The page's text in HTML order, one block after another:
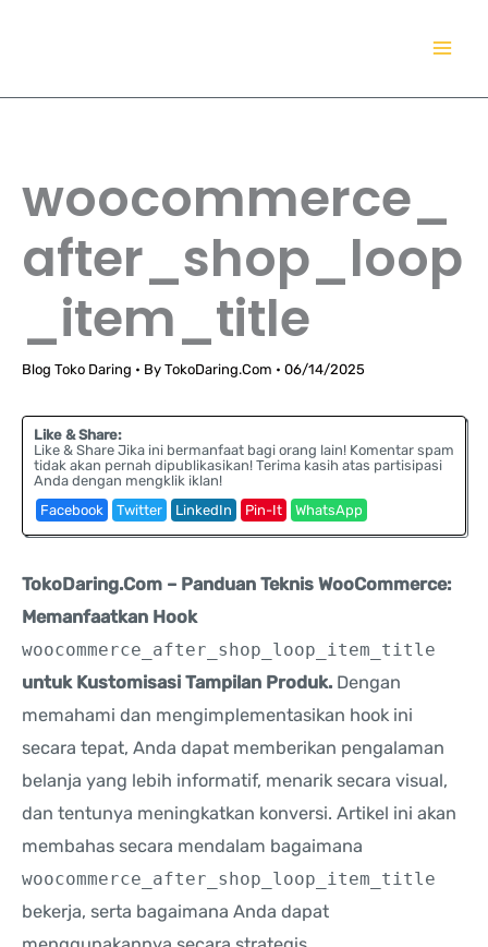
woocommerce_
after_shop_loop
_item_title
Blog Toko Daring • By TokoDaring.Com • 06/14/2025
Like & Share:
Like & Share Jika ini bermanfaat bagi orang lain! Komentar spam
tidak akan pernah dipublikasikan! Terima kasih atas partisipasi
Anda dengan mengklik iklan!
Facebook
Twitter LinkedIn Pin-It WhatsApp
TokoDaring.Com – Panduan Teknis WooCommerce:
Memanfaatkan Hook
woocommerce_after_shop_loop_item_title
untuk Kustomisasi Tampilan Produk. Dengan
memahami dan mengimplementasikan hook ini
secara tepat, Anda dapat memberikan pengalaman
belanja yang lebih informatif, menarik secara visual,
dan tentunya meningkatkan konversi. Artikel ini akan
membahas secara mendalam bagaimana
woocommerce_after_shop_loop_item_title
bekerja, serta bagaimana Anda dapat